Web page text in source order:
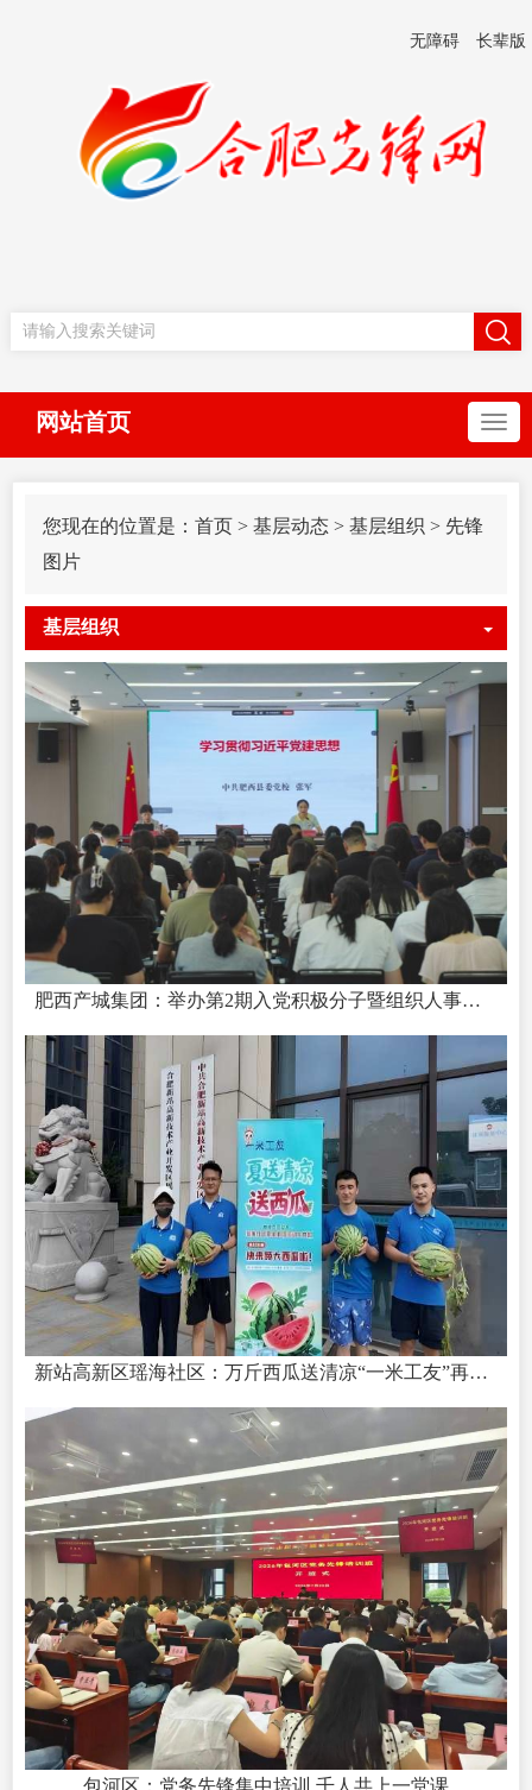
无障碍 长辈版
网站首页
您现在的位置是： 首页 > 基层动态 > 基层组织 > 先锋
图片
基层组织
肥西产城集团：举办第2期入党积极分子暨组织人事干部培训班
新站高新区瑶海社区：万斤西瓜送清凉“一米工友”再行动
包河区：党务先锋集中培训 千人共上一堂课